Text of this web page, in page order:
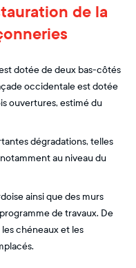
de la
dotée de deux bas-côtés
occidentale est dotée
ouvertures, estimé du
dégradations, telles
au niveau du
ainsi que des murs
de travaux. De
chéneaux et les